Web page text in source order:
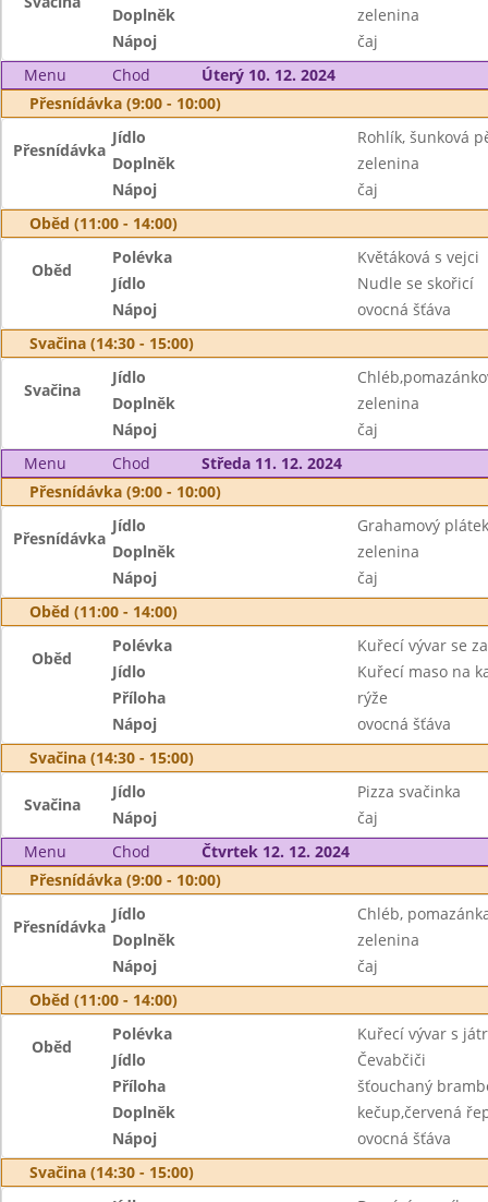
Doplněk
zelenina
Nápoj
čaj
Menu
Chod
Úterý 10. 12. 2024
Přesnídávka (9:00 - 10:00)
Přesnídávka
Jídlo
Rohlík, šunková
Doplněk
zelenina
Nápoj
čaj
Oběd (11:00 - 14:00)
Oběd
Polévka
Květáková s vejci
Jídlo
Nudle se skořicí
Nápoj
ovocná šťáva
Svačina (14:30 - 15:00)
Svačina
Jídlo
Doplněk
zelenina
Nápoj
čaj
Menu
Chod
Středa 11. 12. 2024
Přesnídávka (9:00 - 10:00)
Přesnídávka
Jídlo
Grahamový
Doplněk
zelenina
Nápoj
čaj
Oběd (11:00 - 14:00)
Oběd
Polévka
Kuřecí vývar se
Jídlo
Kuřecí maso na
Příloha
rýže
Nápoj
ovocná šťáva
Svačina (14:30 - 15:00)
Svačina
Jídlo
Pizza svačinka
Nápoj
čaj
Menu
Chod
Čtvrtek 12. 12. 2024
Přesnídávka (9:00 - 10:00)
Přesnídávka
Jídlo
Chléb,
Doplněk
zelenina
Nápoj
čaj
Oběd (11:00 - 14:00)
Oběd
Polévka
Kuřecí vývar s
Jídlo
Čevabčiči
Příloha
šťouchaný
Doplněk
kečup,červená
Nápoj
ovocná šťáva
Svačina (14:30 - 15:00)